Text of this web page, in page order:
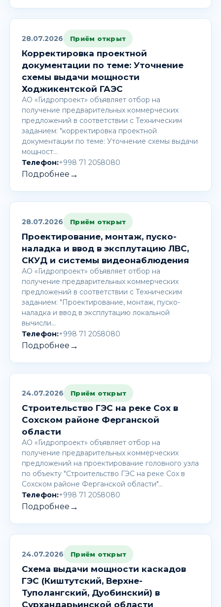
28.07.2026 Приём открыт
Корректировка проектной
документации по теме: Уточнение
схемы выдачи мощности
Ходжикентской ГАЭС
АО «Гидропроект» объявляет отбор на
получение предварительных коммерческих
предложений в соответствии с Техническим
заданием: "корректировка проектной
документации по теме: Уточнение схемы выдачи
мощност…
Телефон:+998 71 2058080
Подробнее →
28.07.2026 Приём открыт
Проектирование, монтаж, пуско-
наладка и ввод в эксплутацию ЛВС,
СКУД и системы видеонаблюдения
АО «Гидропроект» объявляет отбор на
получение предварительных коммерческих
предложений в соответствии с Техническим
заданием: "Проектирование, монтаж, пуско-
наладка и ввод в эксплутацию локальной
вычисли…
Телефон:+998 71 2058080
Подробнее →
24.07.2026 Приём открыт
Строительство ГЭС на реке Сох в
Сохском районе Ферганской
области
АО «Гидропроект» объявляет отбор на
получение предварительных коммерческих
предложений на проектирование головного узла
по объекту "Строительство ГЭС на реке Сох в
Сохском районе Ферганской области"…
Телефон:+998 71 2058080
Подробнее →
24.07.2026 Приём открыт
Схема выдачи мощности каскадов
ГЭС (Киштутский, Верхне-
Туполангский, Дуобинский) в
Сурхандарьинской области